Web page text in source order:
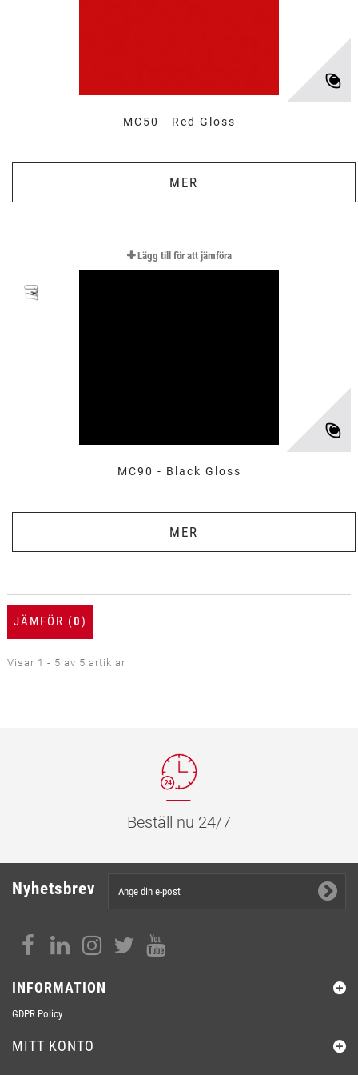
MC50 - Red Gloss
MER
MC90 - Black Gloss
MER
Lägg till för att jämföra
JÄMFÖR (0)
Visar 1 - 5 av 5 artiklar
Beställ nu 24/7
Nyhetsbrev
INFORMATION
GDPR Policy
MITT KONTO